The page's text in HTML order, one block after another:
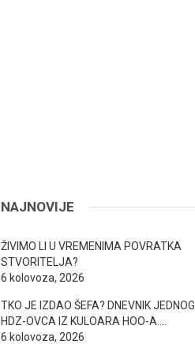
NAJNOVIJE
ŽIVIMO LI U VREMENIMA POVRATKA
STVORITELJA?
6 kolovoza, 2026
TKO JE IZDAO ŠEFA? DNEVNIK JEDNOG
HDZ-OVCA IZ KULOARA HOO-A….
6 kolovoza, 2026